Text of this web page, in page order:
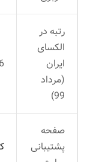
رتبه در
الکسای
ایران
(مرداد
99)
صفحه
پشتیبانی